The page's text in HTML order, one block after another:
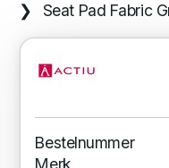
Seat Pad Fabric
Bestelnummer